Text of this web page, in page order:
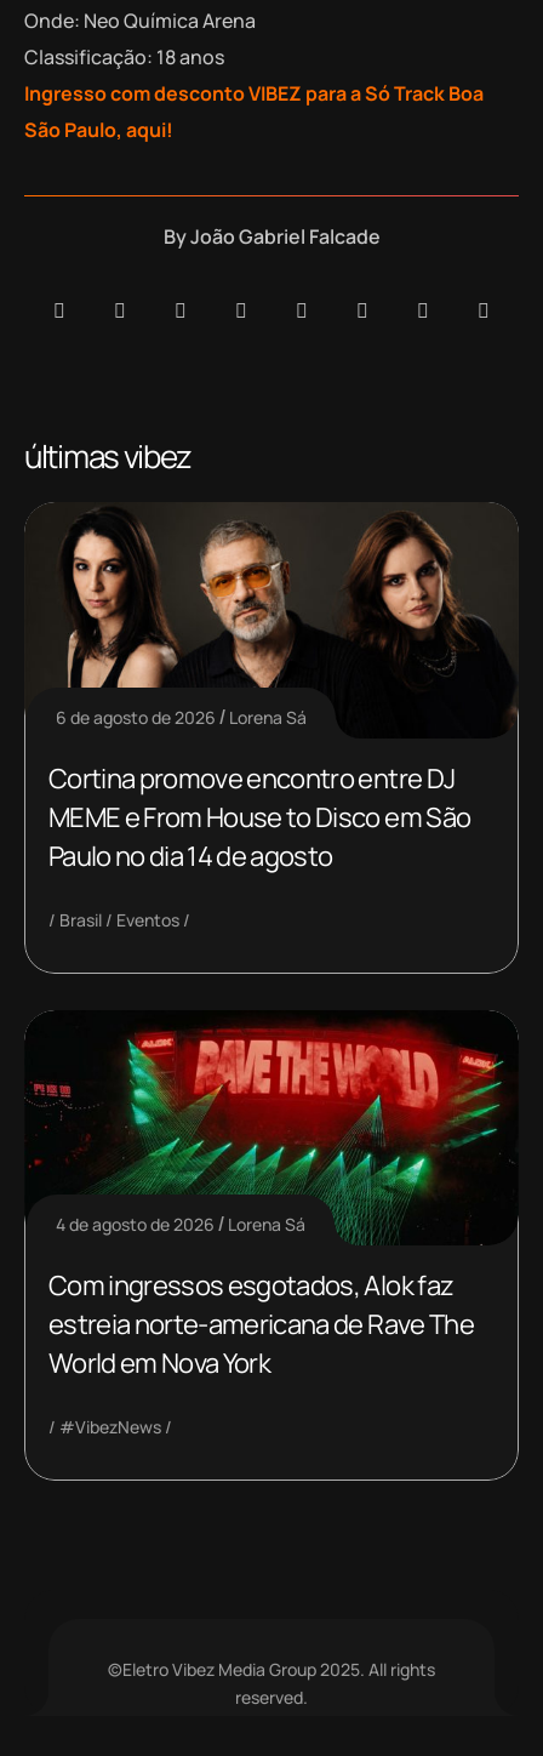
Onde: Neo Química Arena
Classificação: 18 anos
Ingresso com desconto VIBEZ para a Só Track Boa
São Paulo, aqui!
ByJoão Gabriel Falcade
últimas vibez
6 de agosto de 2026 Lorena Sá
Cortina promove encontro entre DJ
MEME e From House to Disco em São
Paulo no dia 14 de agosto
Brasil Eventos
4 de agosto de 2026 Lorena Sá
Com ingressos esgotados, Alok faz
estreia norte-americana de Rave The
World em Nova York
#VibezNews
©Eletro Vibez Media Group 2025. All rights
reserved.